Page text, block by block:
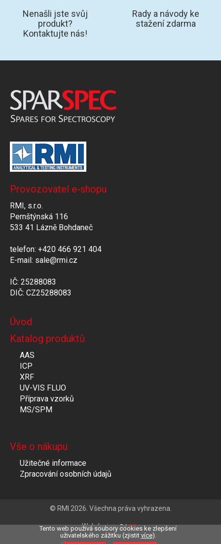
Nenašli jste svůj
produkt?
Kontaktujte nás!
Rady a návody ke
stažení zdarma
Provozovatel e-shopu
RMI, s.r.o.
Pernštýnská 116
533 41 Lázně Bohdaneč
telefon: +420 466 921 404
E-mail: sale@rmi.cz
IČ: 25288083
DIČ: CZ25288083
Úvod
Katalog produktů
AAS
ICP
XRF
UV-VIS FLUO
Příprava vzorků
MS/SPM
Vše o nákupu
Užitečné informace
Zpracování osobních údajů
© RMI 2026. Všechna práva vyhrazena.
Webdesign
Tento web použivá soubory cookies ke zlepšení
uživatelského zážitku (zjistit více).